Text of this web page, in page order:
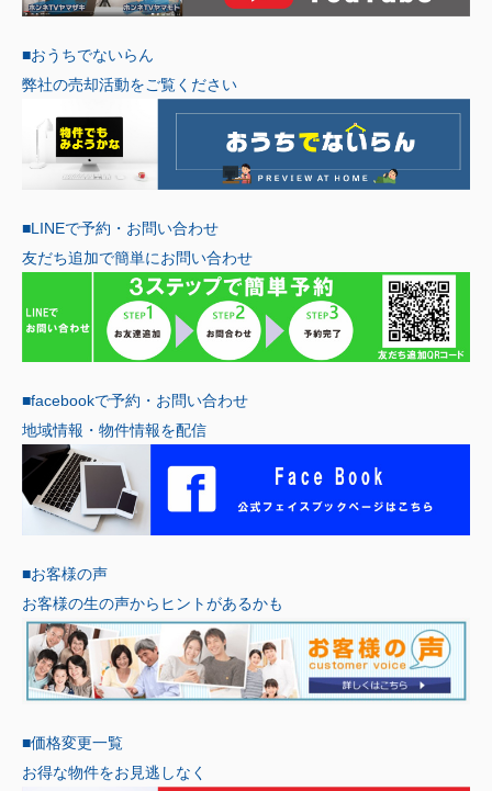
■おうちでないらん
弊社の売却活動をご覧ください
■LINEで予約・お問い合わせ
友だち追加で簡単にお問い合わせ
■facebookで予約・お問い合わせ
地域情報・物件情報を配信
■お客様の声
お客様の生の声からヒントがあるかも
■価格変更一覧
お得な物件をお見逃しなく